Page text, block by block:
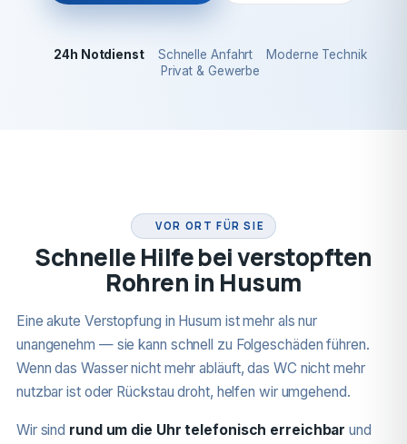
24h Notdienst Schnelle Anfahrt
Moderne Technik
Privat & Gewerbe
VOR ORT FÜR SIE
Schnelle Hilfe bei verstopften
Rohren in Husum
Eine akute Verstopfung in Husum ist mehr als nur
unangenehm — sie kann schnell zu Folgeschäden führen.
Wenn das Wasser nicht mehr abläuft, das WC nicht mehr
nutzbar ist oder Rückstau droht, helfen wir umgehend.
Wir sind rund um die Uhr telefonisch erreichbar und